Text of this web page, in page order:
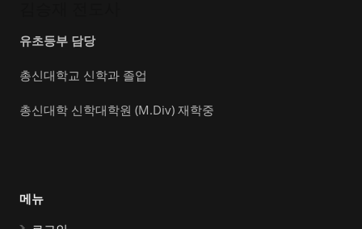
유초등부 담당
총신대학교 신학과 졸업
총신대학 신학대학원 (M.Div) 재학중
메뉴